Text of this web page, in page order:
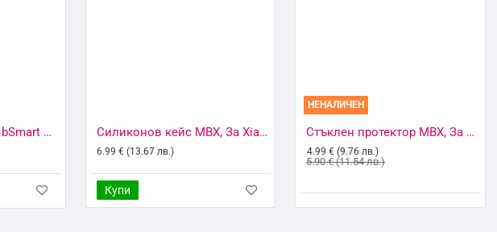
Калъф тефтер флип bSmart Magnet Book страничен, За Xiaomi Redmi 9C, Златист Силиконов кейс MBX, За Xiaomi Redmi 9C, Прозрачен
6.99 € (13.67 лв.)
Купи
НЕНАЛИЧЕН
Стъклен протектор MBX, За Xiaomi Redmi 9C, Прозрачен
4.99 € (9.76 лв.)
5.90 € (11.54 лв.)